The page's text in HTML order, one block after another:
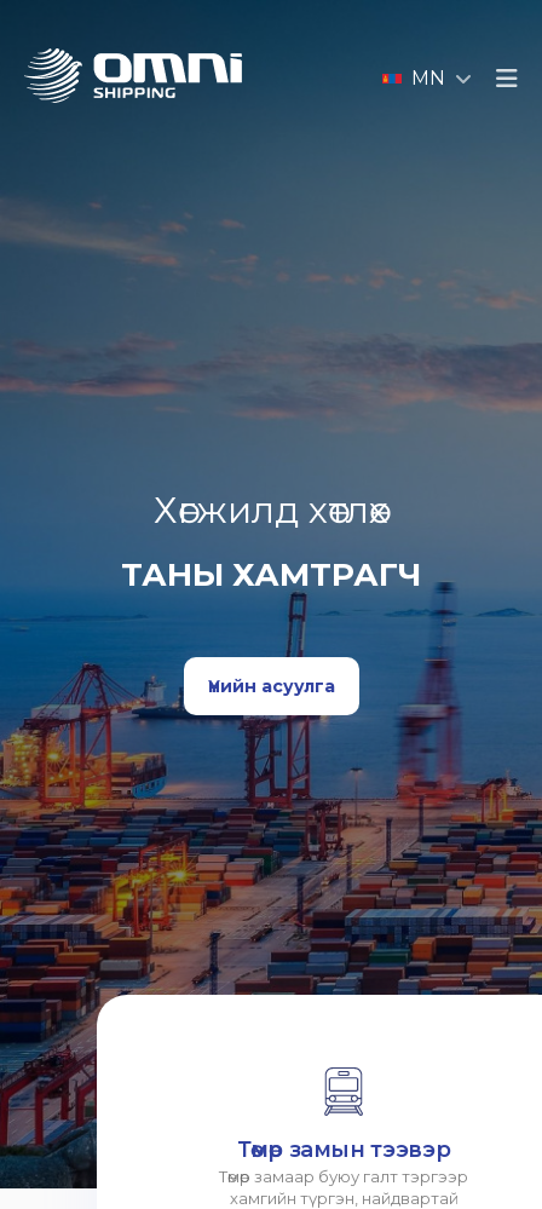
MN
Хөгжилд хөтлөх
ТАНЫ ХАМТРАГЧ
Үнийн асуулга
Төмөр замын тээвэр
Төмөр замаар буюу галт тэргээр
хамгийн түргэн, найдвартай